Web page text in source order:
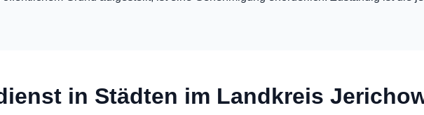
in Städten im Landkreis